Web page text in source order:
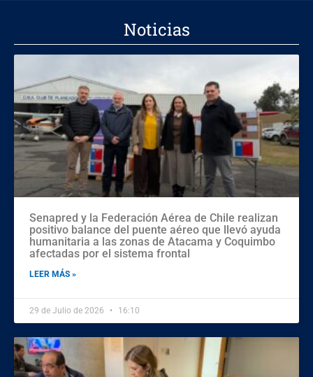
Noticias
Senapred y la Federación Aérea de Chile realizan
positivo balance del puente aéreo que llevó ayuda
humanitaria a las zonas de Atacama y Coquimbo
afectadas por el sistema frontal
LEER MÁS »
29 de Julio de 2026 16:10